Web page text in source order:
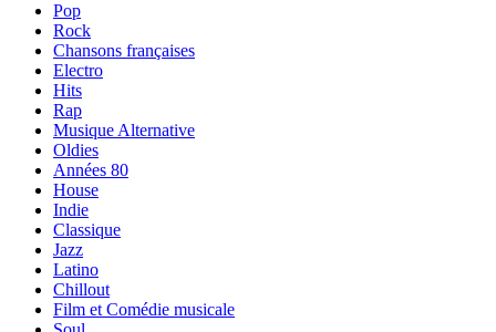
Pop
Rock
Chansons françaises
Electro
Hits
Rap
Musique Alternative
Oldies
Années 80
House
Indie
Classique
Jazz
Latino
Chillout
Film et Comédie musicale